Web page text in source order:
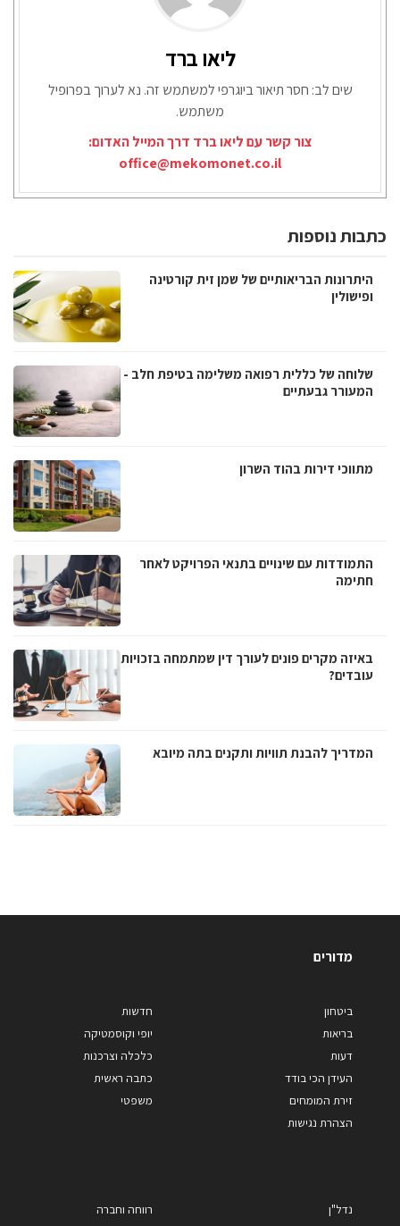
ליאו ברד
שים לב: חסר תיאור ביוגרפי למשתמש זה. נא לערוך בפרופיל
משתמש.
צור קשר עם ליאו ברד דרך המייל האדום:
office@mekomonet.co.il
כתבות נוספות
היתרונות הבריאותיים של שמן זית קורטינה
ופישולין
שלוחה של כללית רפואה משלימה בטיפת חלב -
המעורר גבעתיים
מתווכי דירות בהוד השרון
התמודדות עם שינויים בתנאי הפרויקט לאחר
חתימה
באיזה מקרים פונים לעורך דין שמתמחה בזכויות
עובדים?
המדריך להבנת תוויות ותקנים בתה מיובא
מדורים
ביטחון
בריאות
דעות
העידן הכי בודד
זירת המומחים
הצהרת נגישות
חדשות
יופי וקוסמטיקה
כלכלה וצרכנות
כתבה ראשית
משפטי
נדל"ן
רווחה וחברה